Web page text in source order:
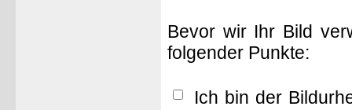
Bevor wir Ihr Bild
folgender Punkte:
Ich bin der